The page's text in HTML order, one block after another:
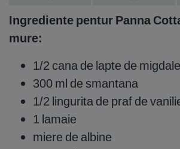
Ingrediente pentur Panna
mure:
1/2 cana de lapte de migdale
300 ml de smantana
1/2 lingurita de praf de
1 lamaie
miere de albine